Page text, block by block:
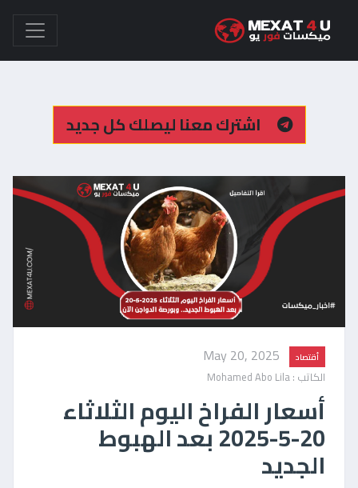
اشترك معنا ليصلك كل جديد
أقتصاد May 20, 2025
الكاتب : Mohamed Abo Lila
أسعار الفراخ اليوم الثلاثاء
20-5-2025 بعد الهبوط
الجديد